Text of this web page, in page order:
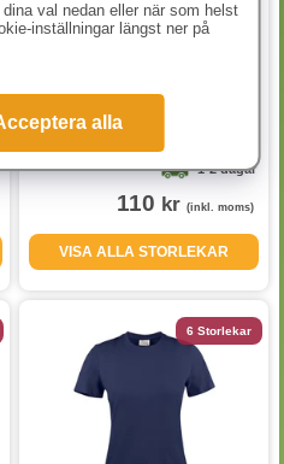
marinblå strl XS
1-2 dagar
110 kr (inkl. moms)
VISA ALLA STORLEKAR
6 Storlekar
val nedan eller när som helst
inställningar längst ner på
alla